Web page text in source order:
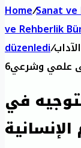
Home/Sanat
ve Rehberlik
düzenledi/
علمي وشرعي6
في